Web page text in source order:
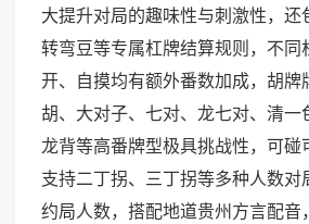
大提升对局的趣味性与刺激性，还
转弯豆等专属杠牌结算规则，不同
开、自摸均有额外番数加成，胡牌
胡、大对子、七对、龙七对、清一
龙背等高番牌型极具挑战性，可碰
支持二丁拐、三丁拐等多种人数对
约局人数，搭配地道贵州方言配音